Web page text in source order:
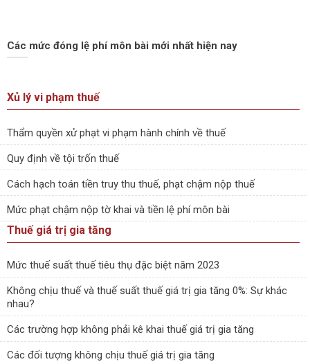
Các mức đóng lệ phí môn bài mới nhất hiện nay
Xủ lý vi phạm thuế
Thẩm quyền xử phạt vi phạm hành chính về thuế
Quy định về tội trốn thuế
Cách hạch toán tiền truy thu thuế, phạt chậm nộp thuế
Mức phạt chậm nộp tờ khai và tiền lệ phí môn bài
Thuế giá trị gia tăng
Mức thuế suất thuế tiêu thụ đặc biệt năm 2023
Không chịu thuế và thuế suất thuế giá trị gia tăng 0%: Sự khác
nhau?
Các trường hợp không phải kê khai thuế giá trị gia tăng
Các đối tượng không chịu thuế giá trị gia tăng